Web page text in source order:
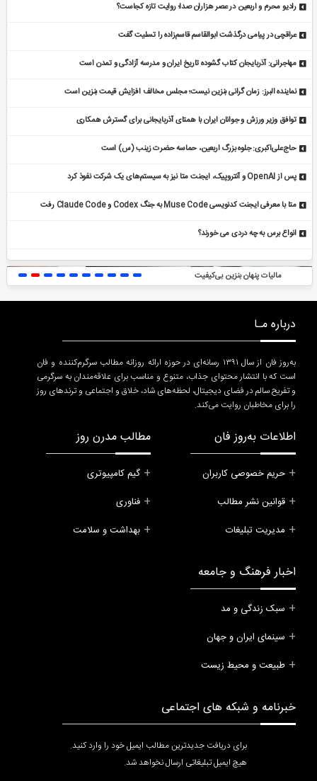
رادیو محرم و اربعین در عصر هزاران صدا؛ روایت تازه کجاست؟
عراقچی در پیامی درگذشت ابوالقاسم قاسم‌زاده را تسلیت گفت
مهاجرانی: آذربایجان کتاب گشوده تاریخ ایران و مدرسه آزادگی و تمدن است
نماینده البرز: زمان گرانی بنزین نیست؛ مجلس مخالف افزایش قیمت بنزین است
توافق وزیر ورزش و جوانان ایران با همتای آذربایجانی برای گسترش همکاری
حاج‌علی‌اکبری: جلوه بزرگ اربعین، حماسه حضرت زینب (س) است
پس از OpenAI و آنتروپیک، ایجنت متا نیز به سیستم‌های یک شرکت نفوذ کرد
متا با معرفی ایجنت کدنویسی Muse Code به جنگ Codex و Claude Code رفت
انواع برس به چه دردی می خورند؟
مدل موی لیر برای موی
درباره مـا
به‌روز فان از سال ۱۳۹۱ رسانه‌ای در حوزه ارائه روزانه مطالب سرگرم‌کننده و فان
است که با انتشار محتوای جذاب، متنوع و مناسب برای علاقه‌مندان به سرگرمی
و تفریح سالم در فضای دیجیتال، لحظه‌های شاد، خلاق و اجتماعی و ترندهای روز
را برای مخاطبان روایت می‌کند.
اطلاعات به‌روز فان
حریم خصوصی کاربران
قوانین نشر مطالب
مدیریت تبلیغات
مطالب مدرن روز
گیم کامپیوتری
فناوری
بهداشت و سلامت
اخبار فرهنگ و جامعه
سبک زندگی و مد
سینمای ایران و جهان
طبیعت و محیط زیست
خبرنامه و شبکه های اجتماعی
برای دریافت جدیدترین مطالب ایمیل خود را وارد کنید.
هیچ ایمیل تبلیغاتی ارسال نخواهد شد.